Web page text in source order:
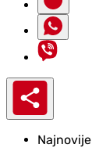
Najnovije